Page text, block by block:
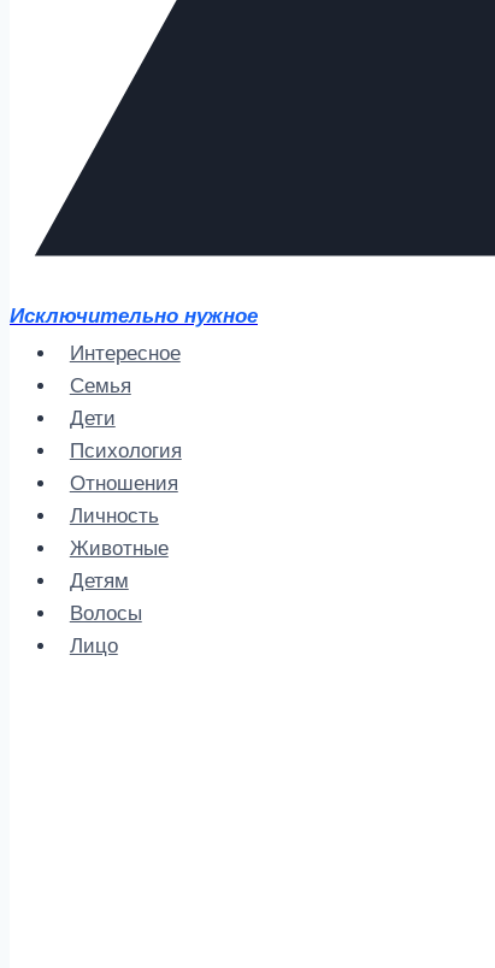
Исключительно нужное
Интересное
Семья
Дети
Психология
Отношения
Личность
Животные
Детям
Волосы
Лицо